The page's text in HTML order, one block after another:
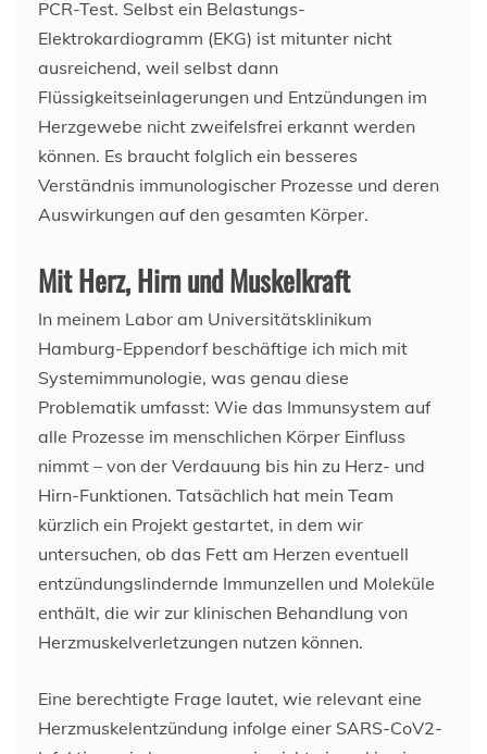
PCR-Test. Selbst ein Belastungs-
Elektrokardiogramm (EKG) ist mitunter nicht
ausreichend, weil selbst dann
Flüssigkeitseinlagerungen und Entzündungen im
Herzgewebe nicht zweifelsfrei erkannt werden
können. Es braucht folglich ein besseres
Verständnis immunologischer Prozesse und deren
Auswirkungen auf den gesamten Körper.
Mit Herz, Hirn und Muskelkraft
In meinem Labor am Universitätsklinikum
Hamburg-Eppendorf beschäftige ich mich mit
Systemimmunologie, was genau diese
Problematik umfasst: Wie das Immunsystem auf
alle Prozesse im menschlichen Körper Einfluss
nimmt – von der Verdauung bis hin zu Herz- und
Hirn-Funktionen. Tatsächlich hat mein Team
kürzlich ein Projekt gestartet, in dem wir
untersuchen, ob das Fett am Herzen eventuell
entzündungslindernde Immunzellen und Moleküle
enthält, die wir zur klinischen Behandlung von
Herzmuskelverletzungen nutzen können.
Eine berechtigte Frage lautet, wie relevant eine
Herzmuskelentzündung infolge einer SARS-CoV2-